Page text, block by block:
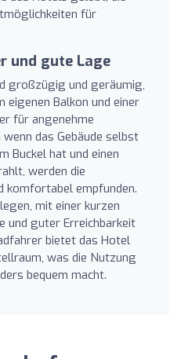
für
und gute Lage
großzügig und geräumig,
Balkon und einer
für angenehme
das Gebäude selbst
Buckel hat und einen
werden die
komfortabel empfunden.
mit einer kurzen
und guter Erreichbarkeit
bietet das Hotel
was die Nutzung
bequem macht.